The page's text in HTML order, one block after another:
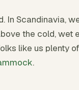
In Scandinavia,
the cold, wet
like us plenty
.